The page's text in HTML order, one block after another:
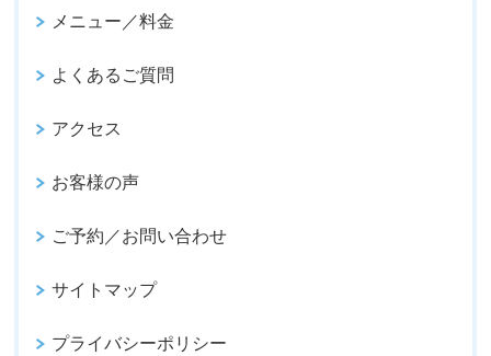
メニュー／料金
よくあるご質問
アクセス
お客様の声
ご予約／お問い合わせ
サイトマップ
プライバシーポリシー